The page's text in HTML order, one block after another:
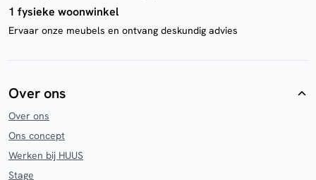
1 fysieke woonwinkel
Ervaar onze meubels en ontvang deskundig advies
Over ons
Over ons
Ons concept
Werken bij HUUS
Stage